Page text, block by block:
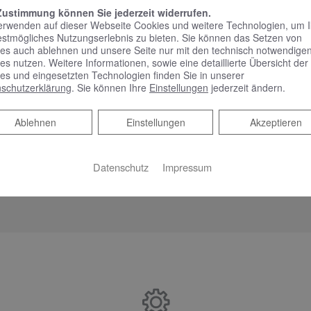
nach dem Sport bis hin zum sanften Umspielen
Wasser – die Intensität und Art der Wellness-
Wasser- und Luftsystemen sind der Entspannung
besonders leise und sorgen dafür, dass die
sich optisch perfekt in das edle Gesamtbild der
Verlassen der Wanne enden, sorgt eine einfache
gelingt ganz entspannt, denn die Kunden können aus
Wichtig und gut für die Badplanung: Eine Whirlwanne
Badewanne.
können Sie jederzeit widerrufen.
auf dieser Webseite Cookies und weitere Technologien, um
Nutzungserlebnis zu bieten. Sie können das Setzen von
auch ablehnen und unsere Seite nur mit den technisch notwendigen
nutzen. Weitere Informationen, sowie eine detaillierte Übersicht der
und eingesetzten Technologien finden Sie in unserer
. Sie können Ihre Einstellungen jederzeit ändern.
Akzeptieren
Einstellungen
Ablehnen
Ablehnen
Datenschutz Impressum